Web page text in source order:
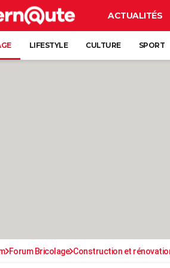
ACTUALITÉS
LIFESTYLE CULTURE SPORT
Forum Bricolage Construction et